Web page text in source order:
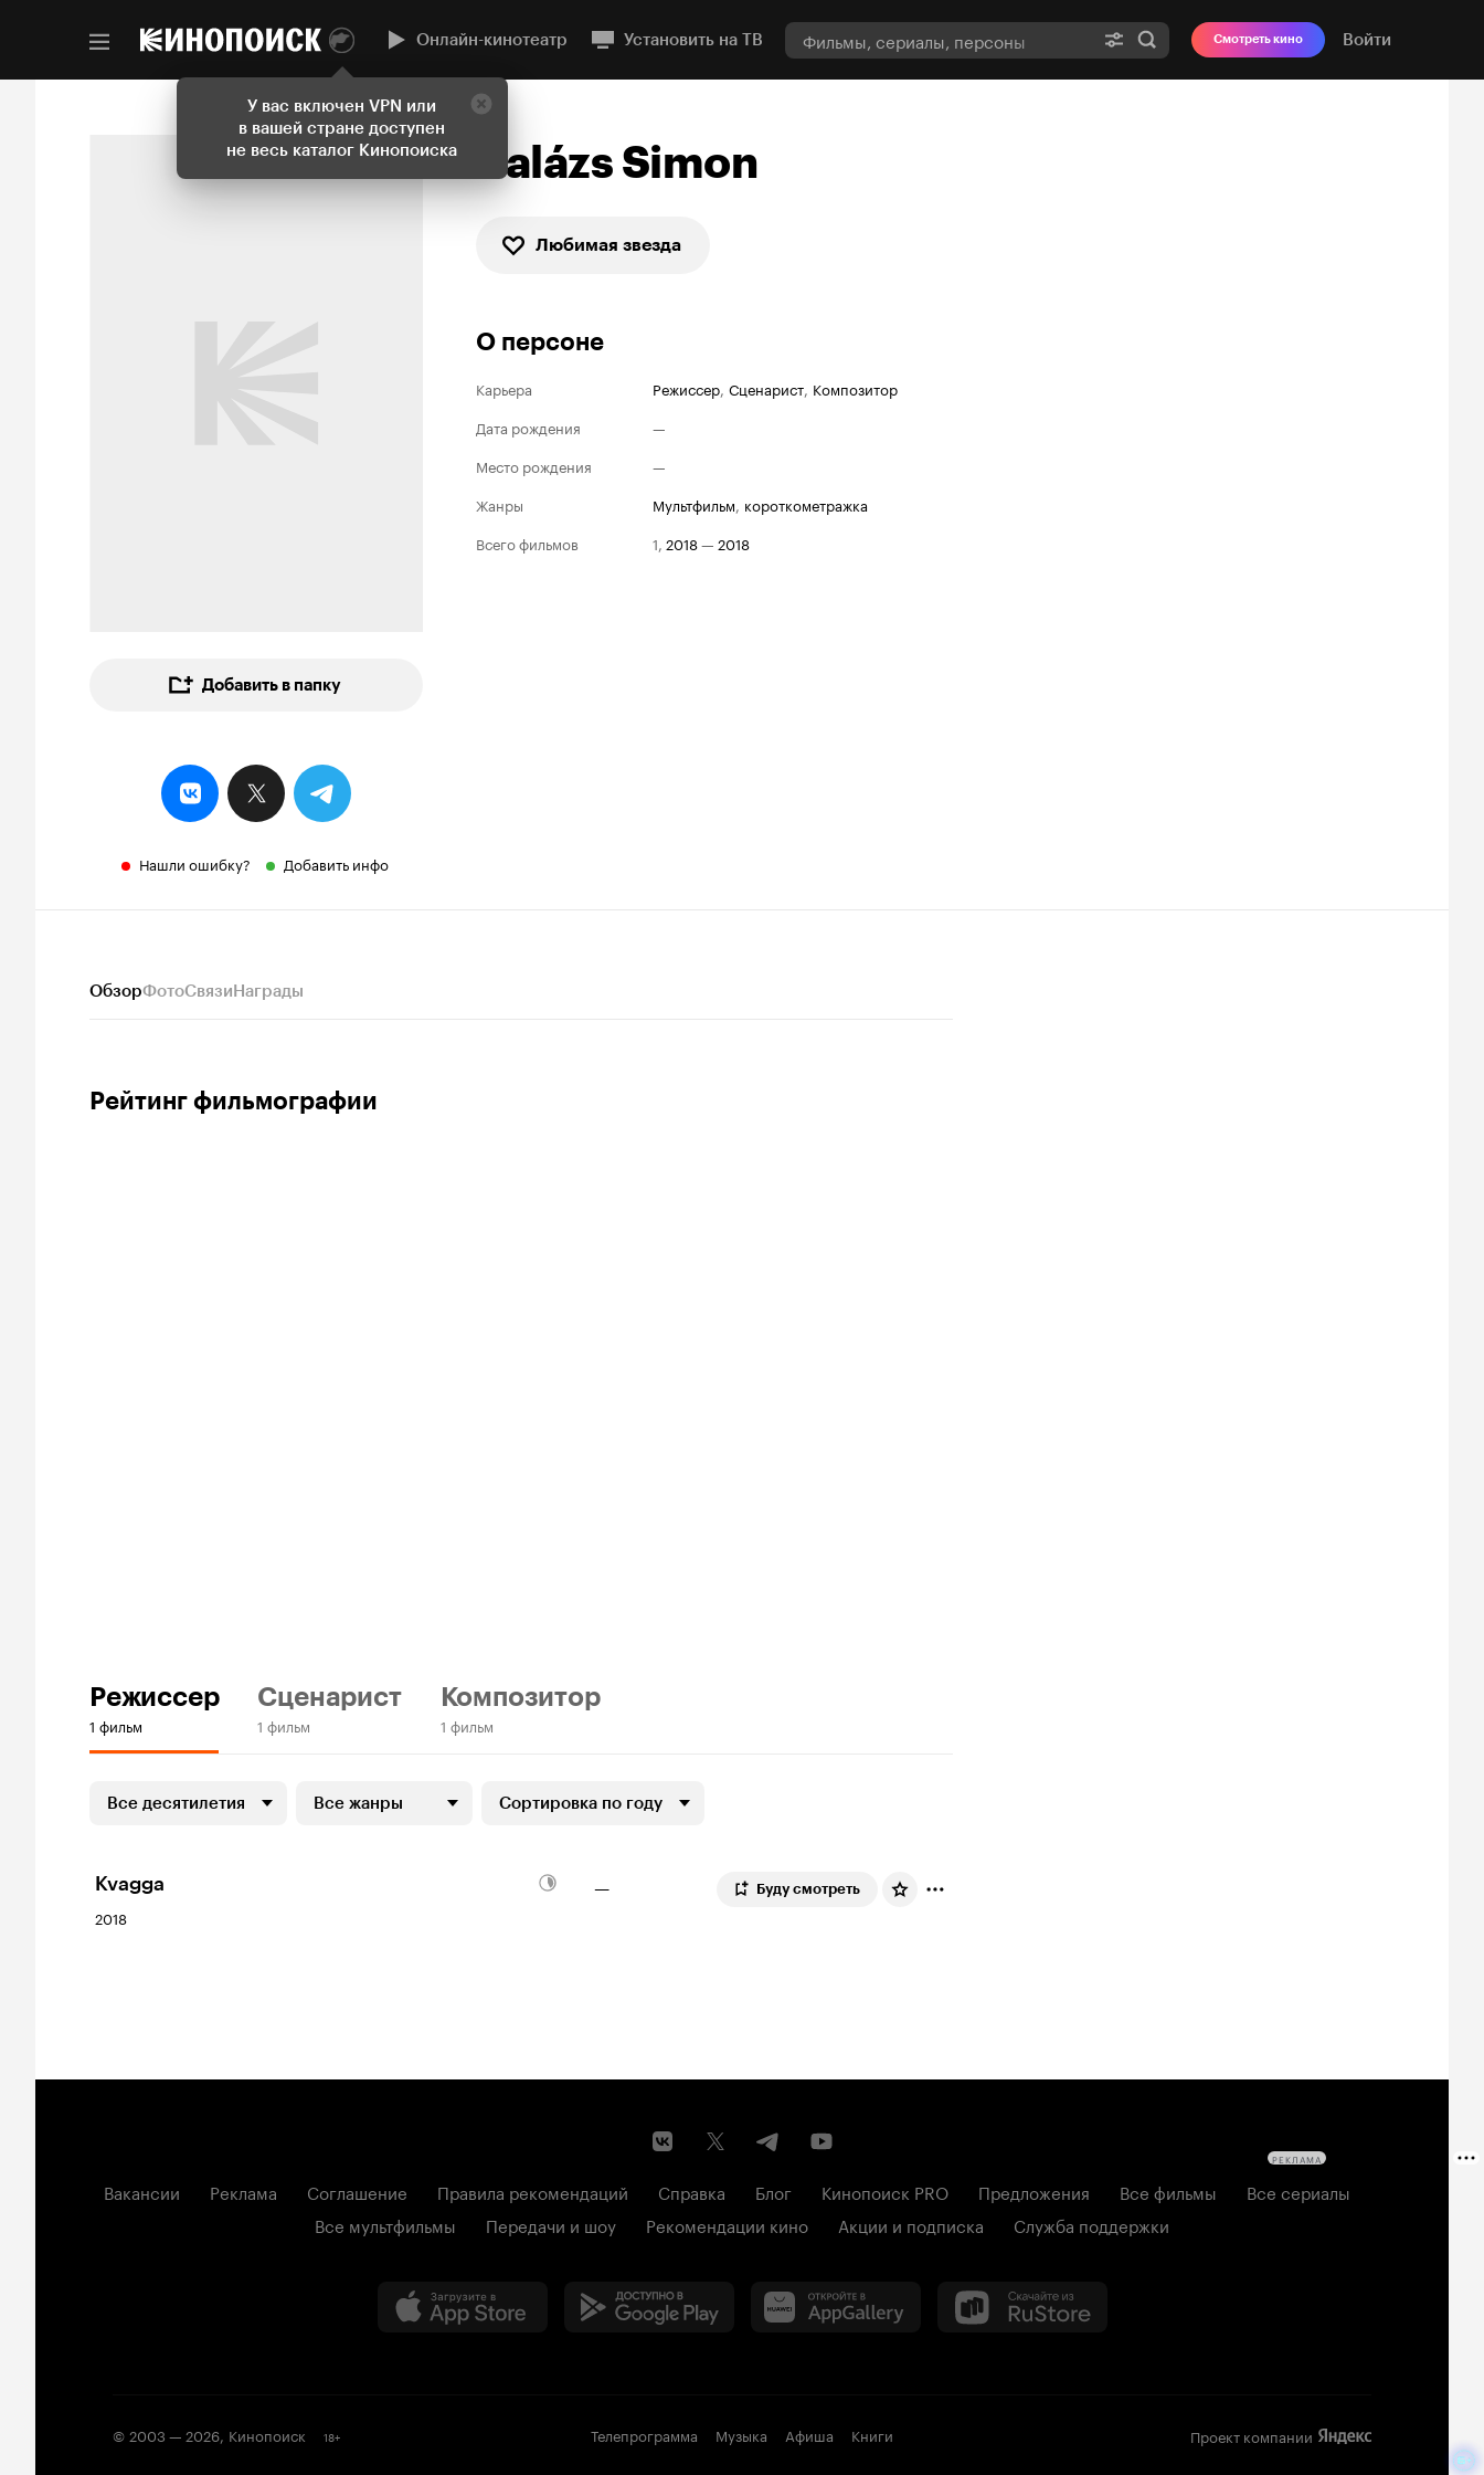
У вас включен VPN или
в вашей стране доступен
не весь каталог Кинопоиска
Онлайн-кинотеатр Установить на ТВ Смотреть кино Войти
Добавить в папку
Нашли ошибку? Добавить инфо
Balázs Simon
Любимая звезда
О персоне
Карьера Режиссер, Сценарист, Композитор
Дата рождения
—
Место рождения
—
Жанры
мультфильм, короткометражка
Всего фильмов
1, 2018— 2018
ОбзорФотоСвязиНаграды
Рейтинг фильмографии
Режиссер
1 фильм
Сценарист
1 фильм
Композитор
1 фильм
Все десятилетия Все жанры Сортировка по году
Kvagga
2018
— Буду смотреть
Вакансии Реклама Соглашение Правила рекомендаций Справка Блог Кинопоиск PRO Предложения Все фильмы
Все сериалы
Все мультфильмы
Передачи и шоу Рекомендации кино Акции и подписка Служба поддержки
© 2003 —2026, Кинопоиск 18+ Телепрограмма Музыка Афиша Книги Проект компании
РЕКЛАМА